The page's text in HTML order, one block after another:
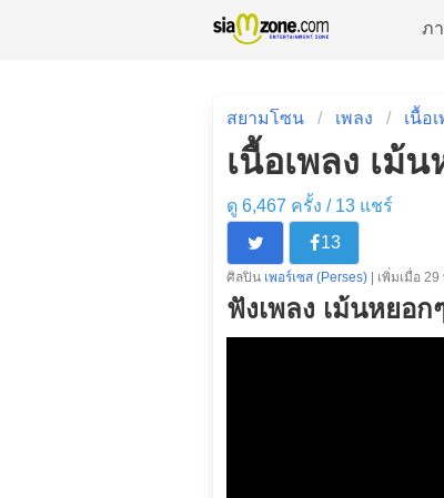
ภ
สยามโซน เพลง เนื้อ
เนื้อเพลง เม้
ดู 6,467 ครั้ง / 13 แชร์
13
ศิลปิน เพอร์เซส (Perses) | เพิ่มเมื่อ
ฟังเพลง เม้นหยอก